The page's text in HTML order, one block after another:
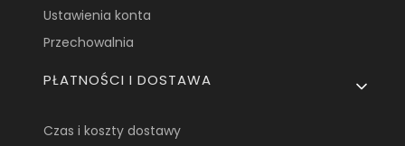
Ustawienia konta
Przechowalnia
PŁATNOŚCI I DOSTAWA
Czas i koszty dostawy